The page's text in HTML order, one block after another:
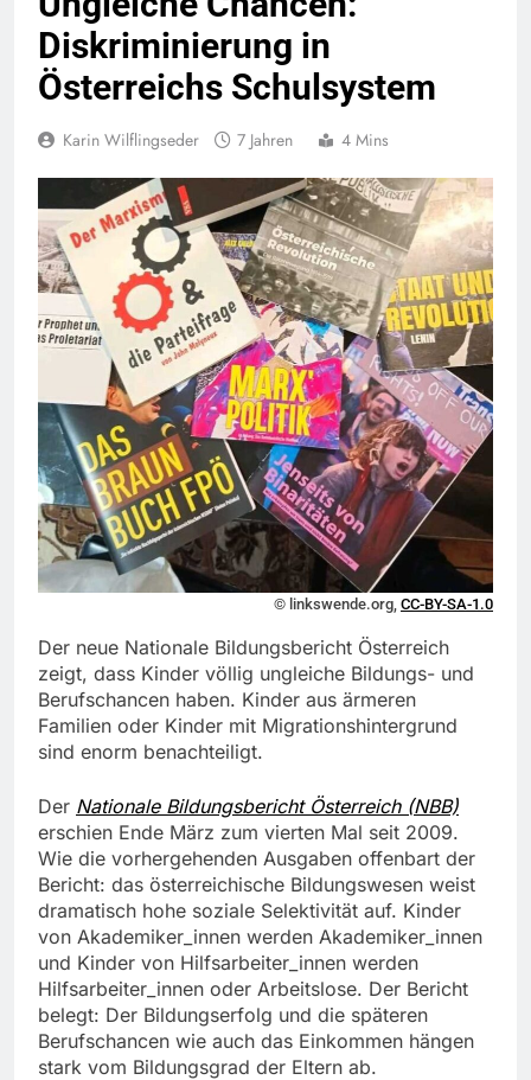
Diskriminierung in
Österreichs Schulsystem
Karin Wilflingseder 7 Jahren 4 Mins
© linkswende.org, CC-BY-SA-1.0
Der neue Nationale Bildungsbericht Österreich
zeigt, dass Kinder völlig ungleiche Bildungs- und
Berufschancen haben. Kinder aus ärmeren
Familien oder Kinder mit Migrationshintergrund
sind enorm benachteiligt.
Der Nationale Bildungsbericht Österreich (NBB)
erschien Ende März zum vierten Mal seit 2009.
Wie die vorhergehenden Ausgaben offenbart der
Bericht: das österreichische Bildungswesen weist
dramatisch hohe soziale Selektivität auf. Kinder
von Akademiker_innen werden Akademiker_innen
und Kinder von Hilfsarbeiter_innen werden
Hilfsarbeiter_innen oder Arbeitslose. Der Bericht
belegt: Der Bildungserfolg und die späteren
Berufschancen wie auch das Einkommen hängen
stark vom Bildungsgrad der Eltern ab.